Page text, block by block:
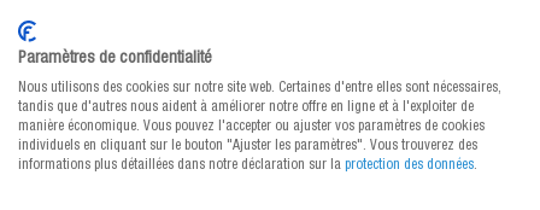
avec fermeture par patte
rentrante
Choisir parmi 2 variantes
dès CHF 0.40 / pce
blanc
Choisir parmi 5 variantes
dès CHF 0.41 / pce
Paramètres de confidentialité
Nous utilisons des cookies sur notre site web. Certaines d'entre elles sont nécessaires,
tandis que d'autres nous aident à améliorer notre offre en ligne et à l'exploiter de
manière économique. Vous pouvez l'accepter ou ajuster vos paramètres de cookies
individuels en cliquant sur le bouton "Ajuster les paramètres". Vous trouverez des
informations plus détaillées dans notre déclaration sur la protection des données